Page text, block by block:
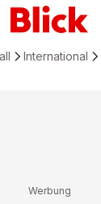
International